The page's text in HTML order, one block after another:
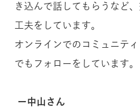
き込んで話してもらうなど
工夫をしています。
オンラインでのコミュニテ
でもフォローをしています。
ー中山さん